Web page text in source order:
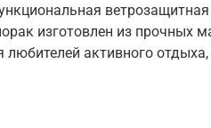
изготовлен из прочных
активного отдыха,